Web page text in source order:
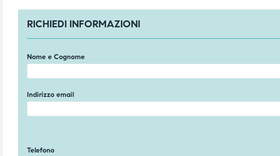
RICHIEDI INFORMAZIONI
Nome e Cognome
Indirizzo email
Telefono